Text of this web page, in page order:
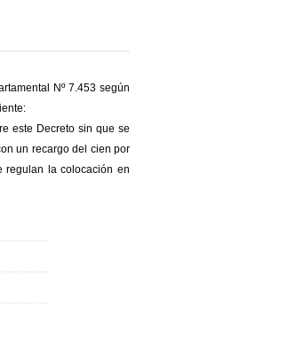
Nº 7.453 según
este Decreto sin que se
un recargo del cien por
regulan la colocación en